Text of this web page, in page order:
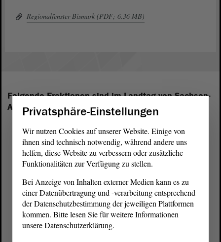
Regionalfenster Bismark (PDF; 6.36 MB)
Folgende Fraktionen sind im Landtag von Sachsen-
Anhalt vertreten:
Privatsphäre-Einstellungen
Wir nutzen Cookies auf unserer Website. Einige von
ihnen sind technisch notwendig, während andere uns
helfen, diese Website zu verbessern oder zusätzliche
Funktionalitäten zur Verfügung zu stellen.
Bei Anzeige von Inhalten externer Medien kann es zu
einer Datenübertragung und -verarbeitung entsprechend
der Datenschutzbestimmung der jeweiligen Plattformen
kommen. Bitte lesen Sie für weitere Informationen
unsere Datenschutzerklärung.